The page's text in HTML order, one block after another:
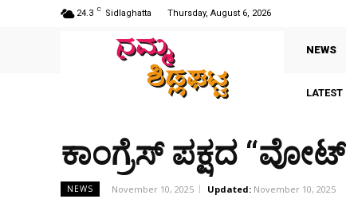
24.3 C Sidlaghatta Thursday, August 6, 2026
NEWS
LATEST
ಕಾಂಗ್ರೆಸ್ ಪಕ್ಷದ
NEWS November 10, 2025 Updated: November 10, 2025